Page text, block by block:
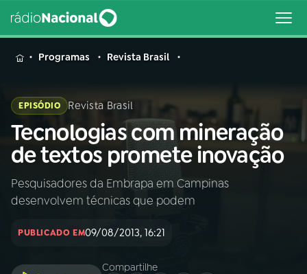
MENU
Buscar
na
Rádio
Nacional
Buscar
AO VIVO
Programas Revista Brasil
EPISÓDIO Revista Brasil
Tecnologias com mineração
de textos promete inovação
Pesquisadores da Embrapa em Campinas
desenvolvem técnicas que podem
PUBLICADO EM09/08/2013, 16:21
Compartilhe